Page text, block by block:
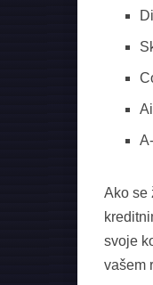
Ako se
svoje
vašem